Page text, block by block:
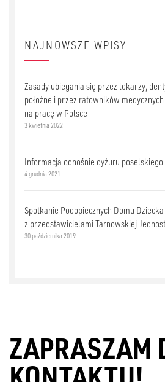
NAJNOWSZE WPISY
Zasady ubiegania się przez lekarzy,
położne i przez ratowników
na pracę w Polsce
3 kwietnia 2022
Informacja odnośnie dyżuru
4 grudnia 2021
Spotkanie Podopiecznych Domu
z przedstawicielami Tarnowskiej
30 października 2019
ZAPRASZAM